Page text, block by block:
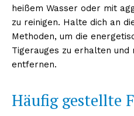
heißem Wasser oder mit
zu reinigen. Halte dich an
Methoden, um die
Tigerauges zu erhalten und
entfernen.
Häufig gestellte